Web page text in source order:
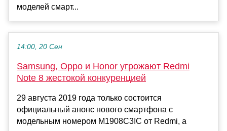
моделей смарт...
14:00, 20 Сен
Samsung, Oppo и Honor угрожают Redmi
Note 8 жестокой конкуренцией
29 августа 2019 года только состоится
официальный анонс нового смартфона с
модельным номером M1908C3IC от Redmi, а